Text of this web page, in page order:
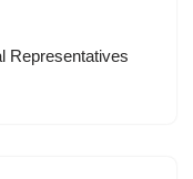
Representatives